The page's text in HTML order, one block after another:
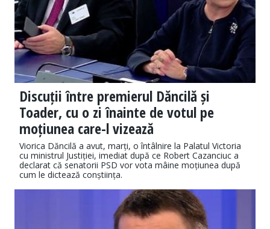
Discuții între premierul Dăncilă și
Toader, cu o zi înainte de votul pe
moțiunea care-l vizează
Viorica Dăncilă a avut, marți, o întâlnire la Palatul Victoria
cu ministrul Justiției, imediat după ce Robert Cazanciuc a
declarat că senatorii PSD vor vota mâine moțiunea după
cum le dictează conștiința.